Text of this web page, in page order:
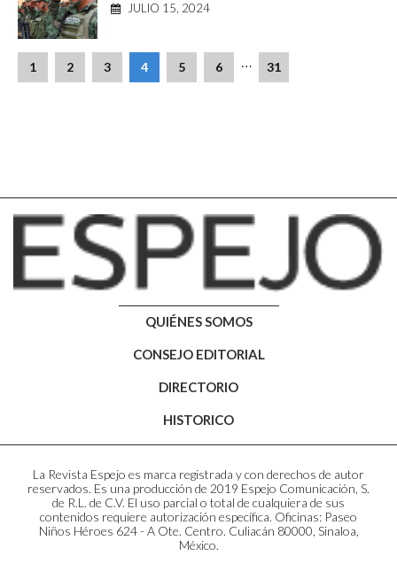
JULIO 15, 2024
1 2 3 4 5 6 … 31
QUIÉNES SOMOS
CONSEJO EDITORIAL
DIRECTORIO
HISTORICO
La Revista Espejo es marca registrada y con derechos de autor
reservados. Es una producción de 2019 Espejo Comunicación, S.
de R.L. de C.V. El uso parcial o total de cualquiera de sus
contenidos requiere autorización específica. Oficinas: Paseo
Niños Héroes 624 - A Ote. Centro. Culiacán 80000, Sinaloa,
México.